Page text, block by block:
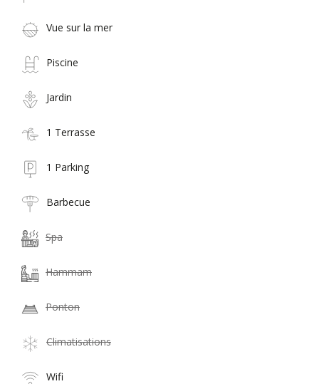
Vue sur la mer
Piscine
Jardin
1 Terrasse
1 Parking
Barbecue
Spa
Hammam
Ponton
Climatisations
Wifi